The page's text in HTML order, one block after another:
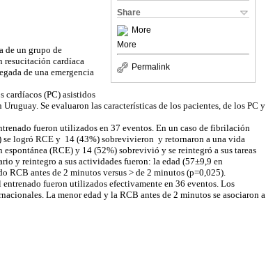
Share
More
More
Permalink
de un grupo de
resucitación cardíaca
de una emergencia
cardíacos (PC) asistidos
Se evaluaron las características de los pacientes, de los PC y
fueron utilizados en 37 eventos. En un caso de fibrilación
logró RCE y 14 (43%) sobrevivieron y retornaron a una vida
(RCE) y 14 (52%) sobrevivió y se reintegró a sus tareas
y reintegro a sus actividades fueron: la edad (57±9,9 en
antes de 2 minutos versus > de 2 minutos (p=0,025).
fueron utilizados efectivamente en 36 eventos. Los
La menor edad y la RCB antes de 2 minutos se asociaron a